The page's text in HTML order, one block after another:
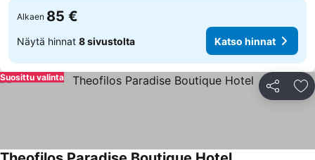
Alkaen 85 €
Näytä hinnat 8 sivustolta Katso hinnat
Jaa
Suosittu valinta